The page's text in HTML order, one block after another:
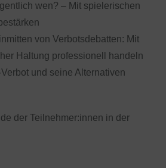
wen? – Mit spielerischen
von Verbotsdebatten: Mit
Haltung professionell handeln
und seine Alternativen
der Teilnehmer:innen in der